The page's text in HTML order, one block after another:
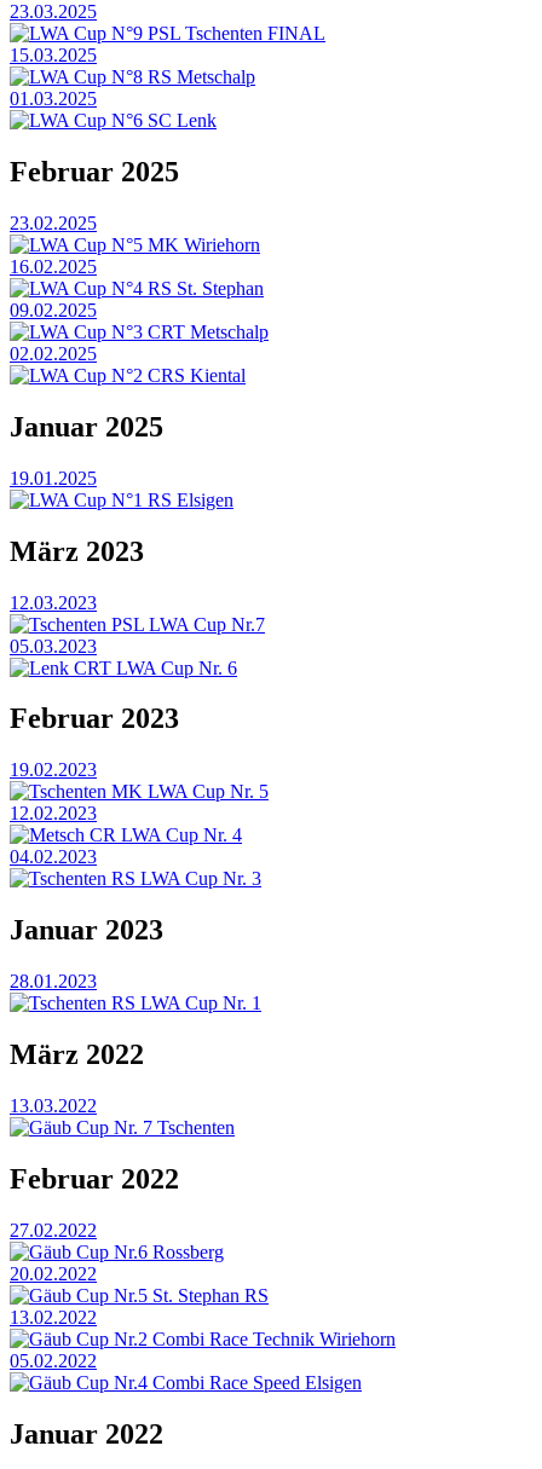
23.03.2025
LWA Cup N°9 PSL Tschenten FINAL
15.03.2025
LWA Cup N°8 RS Metschalp
01.03.2025
LWA Cup N°6 SC Lenk
Februar 2025
23.02.2025
LWA Cup N°5 MK Wiriehorn
16.02.2025
LWA Cup N°4 RS St. Stephan
09.02.2025
LWA Cup N°3 CRT Metschalp
02.02.2025
LWA Cup N°2 CRS Kiental
Januar 2025
19.01.2025
LWA Cup N°1 RS Elsigen
März 2023
12.03.2023
Tschenten PSL LWA Cup Nr.7
05.03.2023
Lenk CRT LWA Cup Nr. 6
Februar 2023
19.02.2023
Tschenten MK LWA Cup Nr. 5
12.02.2023
Metsch CR LWA Cup Nr. 4
04.02.2023
Tschenten RS LWA Cup Nr. 3
Januar 2023
28.01.2023
Tschenten RS LWA Cup Nr. 1
März 2022
13.03.2022
Gäub Cup Nr. 7 Tschenten
Februar 2022
27.02.2022
Gäub Cup Nr.6 Rossberg
20.02.2022
Gäub Cup Nr.5 St. Stephan RS
13.02.2022
Gäub Cup Nr.2 Combi Race Technik Wiriehorn
05.02.2022
Gäub Cup Nr.4 Combi Race Speed Elsigen
Januar 2022